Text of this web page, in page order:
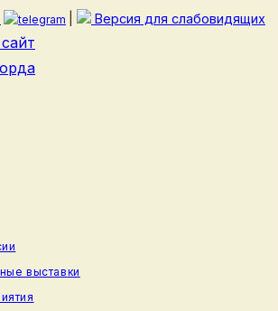
Версия для слабовидящих
выставки